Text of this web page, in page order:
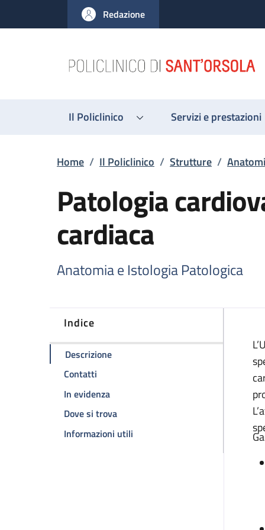
al contenuto principale
to footer content
Redazione
Il Policlinico Servizi e prestazioni
Briciole di pane
Home / Il Policlinico / Strutture /
Patologia
cardiaca
Anatomia e Istologia Patologica
Indice
Descrizionedella pagina Patologia
Contatti della pagina Patologia cardiovascolare
In evidenzadella pagina Patologia
Dove si trovadella pagina Patologia
Informazioni utili della pagina Patologia